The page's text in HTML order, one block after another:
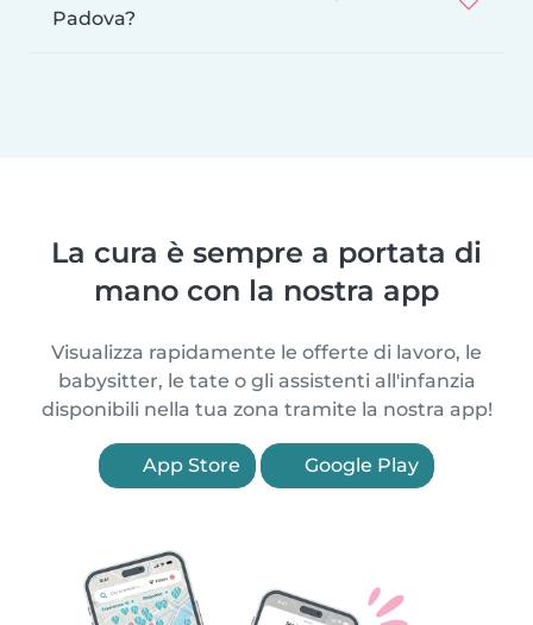
Padova?
La cura è sempre a portata di
mano con la nostra app
Visualizza rapidamente le offerte di lavoro, le
babysitter, le tate o gli assistenti all'infanzia
disponibili nella tua zona tramite la nostra app!
App Store Google Play